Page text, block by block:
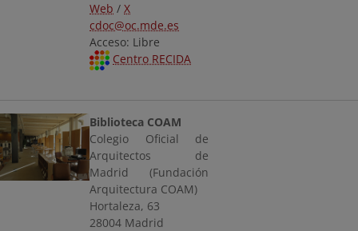
Web / X
cdoc@oc.mde.es
Acceso: Libre
Centro RECIDA
Biblioteca COAM
Colegio Oficial de
Arquitectos de
Madrid (Fundación
Arquitectura COAM)
Hortaleza, 63
28004 Madrid